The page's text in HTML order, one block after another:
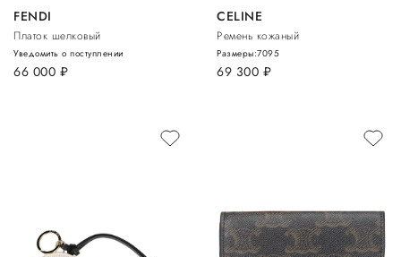
FENDI
Платок шелковый
66 000 руб.
Уведомить о поступлении
CELINE
Ремень кожаный
69 300 руб.
Размеры:7095